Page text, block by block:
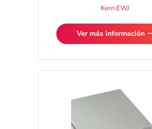
Kern EWJ
Ver más información